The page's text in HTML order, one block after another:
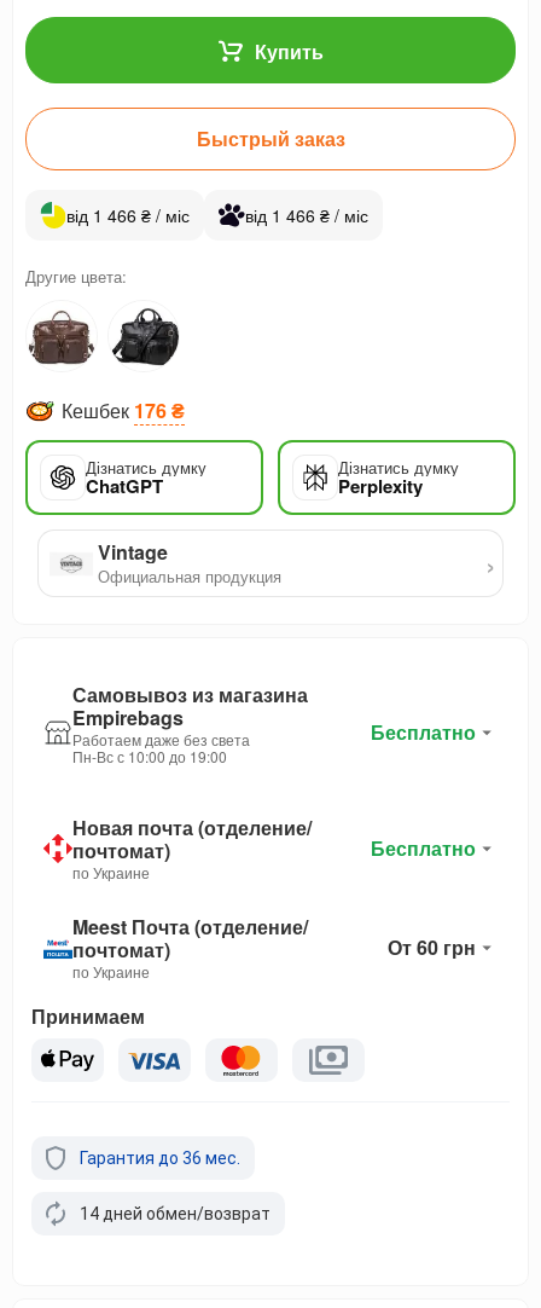
Купить
Быстрый заказ
від 1 466 ₴ / міс від 1 466 ₴ / міс
Другие цвета:
Кешбек 176 ₴
Дізнатись думку
ChatGPT
Дізнатись думку
Perplexity
Vintage
Официальная продукция ›
Самовывоз из магазина
Empirebags
Работаем даже без света
Пн-Вс с 10:00 до 19:00
Бесплатно
Новая почта (отделение/
почтомат)
по Украине
Бесплатно
Meest Почта (отделение/
почтомат)
по Украине
От 60 грн
Принимаем
Гарантия до 36 мес.
14 дней обмен/возврат